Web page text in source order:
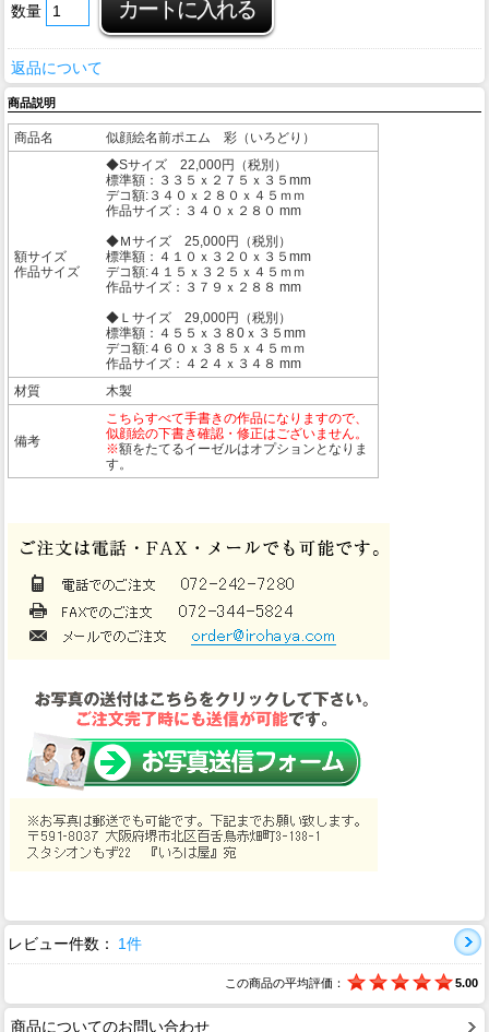
数量
返品について
商品説明
商品名 似顔絵名前ポエム 彩（いろどり）
額サイズ
作品サイズ
◆Sサイズ 22,000円
（税別）
標準額：３３５ｘ２７５ｘ３５mm
デコ額:３４０ｘ２８０ｘ４５ｍｍ
作品サイズ：３４０ｘ２８０ mm
◆Ｍサイズ 25,000円
（税別 ）
標準額：４１０ｘ３２０ｘ３５mm
デコ額:４１５ｘ３２５ｘ４５ｍｍ
作品サイズ：３７９ｘ２８８ mm
◆Ｌサイズ 29,000円
（税別）
標準額：４５５ｘ３８0ｘ３５mm
デコ額:４６０ｘ３８５ｘ４５ｍｍ
作品サイズ：４２４ｘ３４８ mm
材質
木製
備考
こちらすべて手書きの作品になりますので、
似顔絵の下書き確認・修正はございません。
※額をたてるイーゼルはオプションとなりま
す。
レビュー件数： 1件
この商品の平均評価： 5.00
商品についてのお問い合わせ